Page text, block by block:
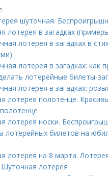
шуточная.
лотерея в загадках
лотерея в загадках в
лотерея в загадках: как
лотерейные билеты-
лотерея в загадках:
лотерея полотенце.
лотерея носки.
лотерейных билетов на
лотерея на 8 марта.
лотерея